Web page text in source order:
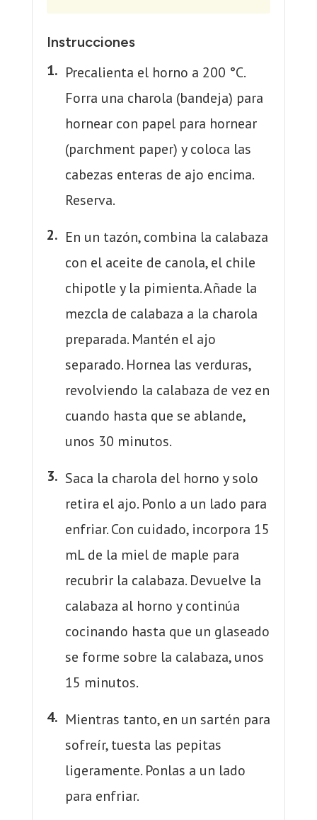
Instrucciones
Precalienta el horno a 200 °C.
Forra una charola (bandeja) para
hornear con papel para hornear
(parchment paper) y coloca las
cabezas enteras de ajo encima.
Reserva.
En un tazón, combina la calabaza
con el aceite de canola, el chile
chipotle y la pimienta. Añade la
mezcla de calabaza a la charola
preparada. Mantén el ajo
separado. Hornea las verduras,
revolviendo la calabaza de vez en
cuando hasta que se ablande,
unos 30 minutos.
Saca la charola del horno y solo
retira el ajo. Ponlo a un lado para
enfriar. Con cuidado, incorpora 15
mL de la miel de maple para
recubrir la calabaza. Devuelve la
calabaza al horno y continúa
cocinando hasta que un glaseado
se forme sobre la calabaza, unos
15 minutos.
Mientras tanto, en un sartén para
sofreír, tuesta las pepitas
ligeramente. Ponlas a un lado
para enfriar.